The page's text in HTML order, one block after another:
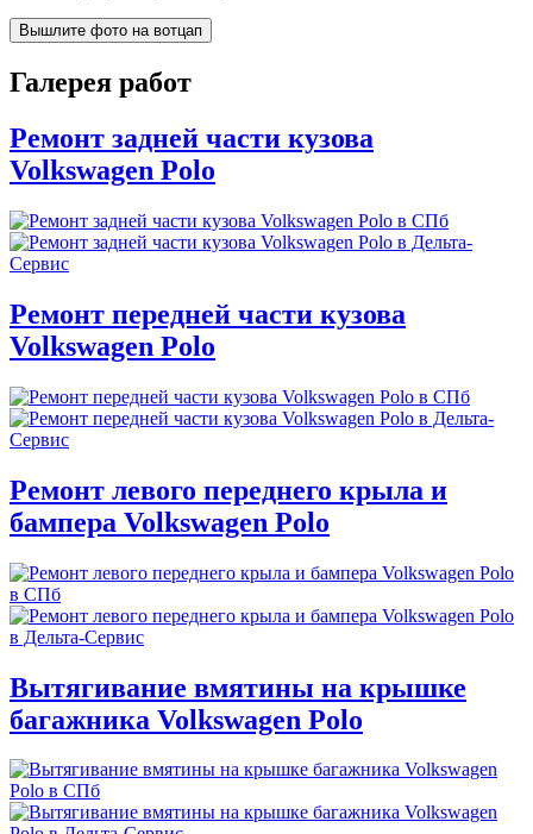
Вышлите фото на вотцап
Галерея работ
Ремонт задней части кузова
Volkswagen Polo
Ремонт передней части кузова
Volkswagen Polo
Ремонт левого переднего крыла и
бампера Volkswagen Polo
Вытягивание вмятины на крышке
багажника Volkswagen Polo